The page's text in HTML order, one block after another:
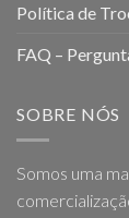
Política de
FAQ –
SOBRE NÓS
Somos uma